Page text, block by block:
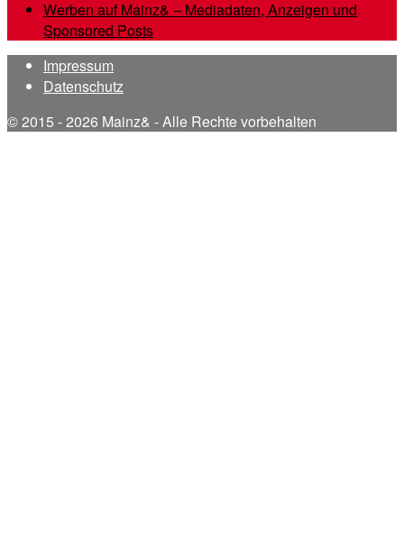
Werben auf Mainz& – Mediadaten, Anzeigen und
Sponsored Posts
Impressum
Datenschutz
© 2015 - 2026 Mainz& - Alle Rechte vorbehalten